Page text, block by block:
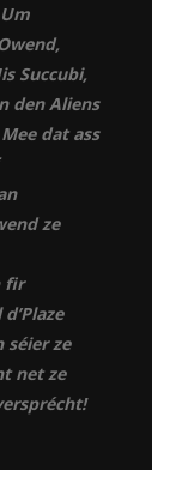
Succubi,
den Aliens
dat ass
ze
fir
ze
net ze